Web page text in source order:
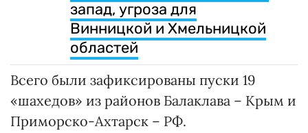
запад, угроза для
Винницкой и Хмельницкой
областей
Всего были зафиксированы пуски 19
«шахедов» из районов Балаклава – Крым и
Приморско-Ахтарск – РФ.